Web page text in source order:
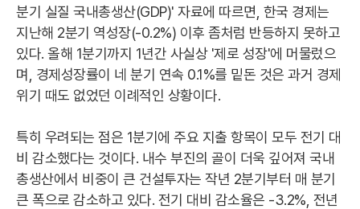
분기 실질 국내총생산(GDP)' 자료에 따르면, 한국 경제는
지난해 2분기 역성장(-0.2%) 이후 좀처럼 반등하지 못하고
있다. 올해 1분기까지 1년간 사실상 '제로 성장'에 머물렀으
며, 경제성장률이 네 분기 연속 0.1%를 밑돈 것은 과거 경제
위기 때도 없었던 이례적인 상황이다.
특히 우려되는 점은 1분기에 주요 지출 항목이 모두 전기 대
비 감소했다는 것이다. 내수 부진의 골이 더욱 깊어져 국내
총생산에서 비중이 큰 건설투자는 작년 2분기부터 매 분기
큰 폭으로 감소하고 있다. 전기 대비 감소율은 -3.2%, 전년